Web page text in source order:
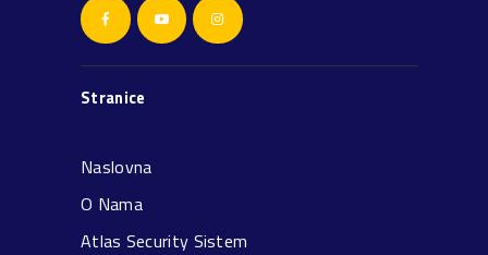
Stranice
Naslovna
O Nama
Atlas Security Sistem